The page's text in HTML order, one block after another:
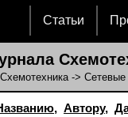
Статьи
-> Сетевые
, Автору,